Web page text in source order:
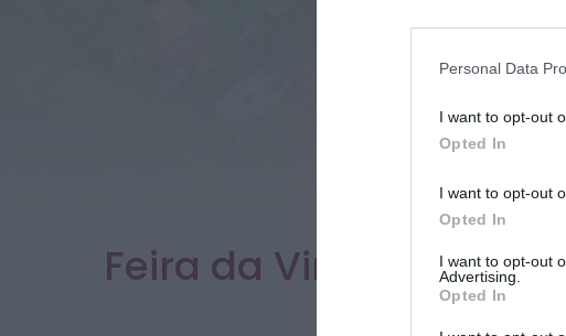
Personal Data
I want to opt-out
Opted In
I want to opt-out
Opted In
I want to opt-out
Advertising.
Opted In
Feira da Vinha e do